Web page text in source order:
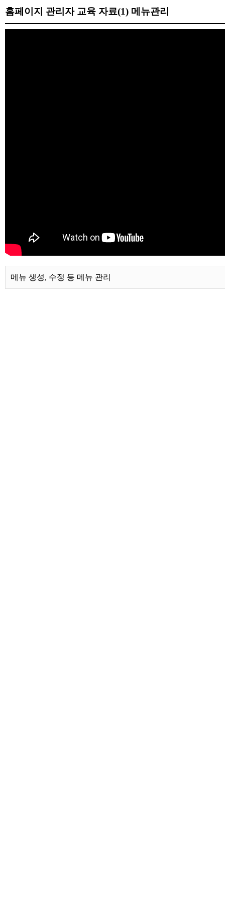
홈페이지 관리자 교육 자료(1) 메뉴관리
메뉴 생성, 수정 등 메뉴 관리